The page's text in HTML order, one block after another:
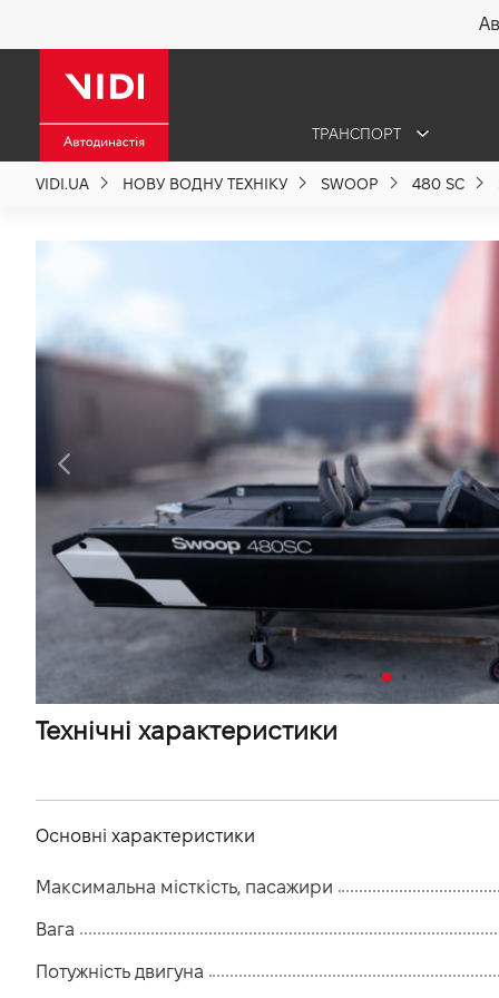
ТРАНСПОРТ
VIDI.UA НОВУ ВОДНУ ТЕХНІКУ SWOOP 480 SC
Технічні характеристики
Основні характеристики
Максимальна місткість, пасажири
Вага
Потужність двигуна
Про компанію
Політика якості
VIDI Кар'єра
Контакти
Підпишись на наш канал та слідкуй за
акціями, послугами та новинками